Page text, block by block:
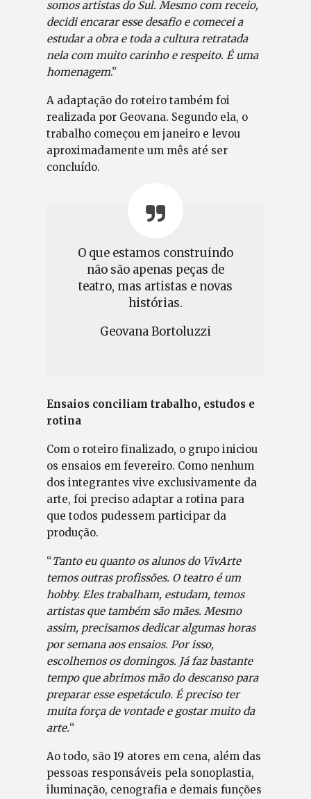
somos artistas do Sul. Mesmo com receio,
decidi encarar esse desafio e comecei a
estudar a obra e toda a cultura retratada
nela com muito carinho e respeito. É uma
homenagem.”
A adaptação do roteiro também foi
realizada por Geovana. Segundo ela, o
trabalho começou em janeiro e levou
aproximadamente um mês até ser
concluído.
O que estamos construindo
não são apenas peças de
teatro, mas artistas e novas
histórias.
Geovana Bortoluzzi
Ensaios conciliam trabalho, estudos e
rotina
Com o roteiro finalizado, o grupo iniciou
os ensaios em fevereiro. Como nenhum
dos integrantes vive exclusivamente da
arte, foi preciso adaptar a rotina para
que todos pudessem participar da
produção.
“Tanto eu quanto os alunos do VivArte
temos outras profissões. O teatro é um
hobby. Eles trabalham, estudam, temos
artistas que também são mães. Mesmo
assim, precisamos dedicar algumas horas
por semana aos ensaios. Por isso,
escolhemos os domingos. Já faz bastante
tempo que abrimos mão do descanso para
preparar esse espetáculo. É preciso ter
muita força de vontade e gostar muito da
arte.“
Ao todo, são 19 atores em cena, além das
pessoas responsáveis pela sonoplastia,
iluminação, cenografia e demais funções